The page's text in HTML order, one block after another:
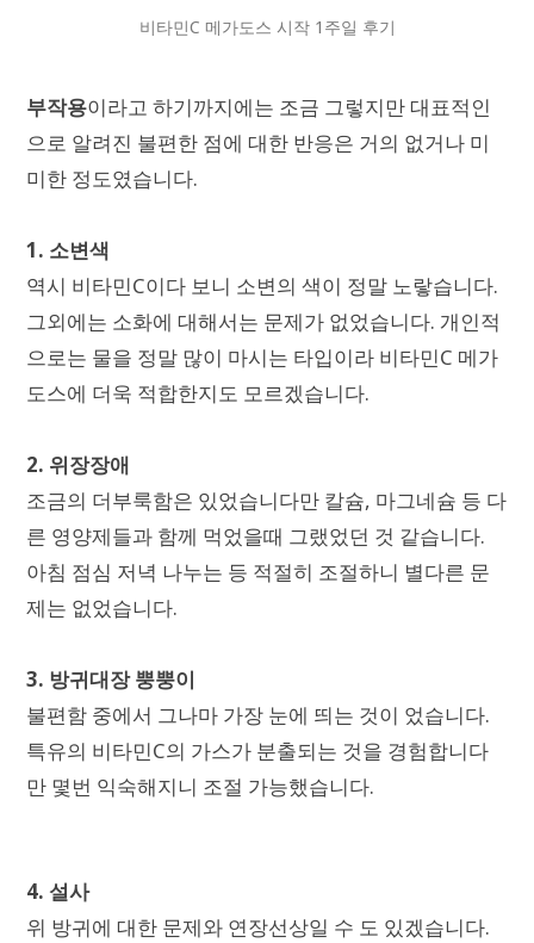
비타민C 메가도스 시작 1주일 후기
부작용이라고 하기까지에는 조금 그렇지만 대표적인
으로 알려진 불편한 점에 대한 반응은 거의 없거나 미
미한 정도였습니다.
1. 소변색
역시 비타민C이다 보니 소변의 색이 정말 노랗습니다.
그외에는 소화에 대해서는 문제가 없었습니다. 개인적
으로는 물을 정말 많이 마시는 타입이라 비타민C 메가
도스에 더욱 적합한지도 모르겠습니다.
2. 위장장애
조금의 더부룩함은 있었습니다만 칼슘, 마그네슘 등 다
른 영양제들과 함께 먹었을때 그랬었던 것 같습니다.
아침 점심 저녁 나누는 등 적절히 조절하니 별다른 문
제는 없었습니다.
3. 방귀대장 뿡뿡이
불편함 중에서 그나마 가장 눈에 띄는 것이 었습니다.
특유의 비타민C의 가스가 분출되는 것을 경험합니다
만 몇번 익숙해지니 조절 가능했습니다.
4. 설사
위 방귀에 대한 문제와 연장선상일 수 도 있겠습니다.